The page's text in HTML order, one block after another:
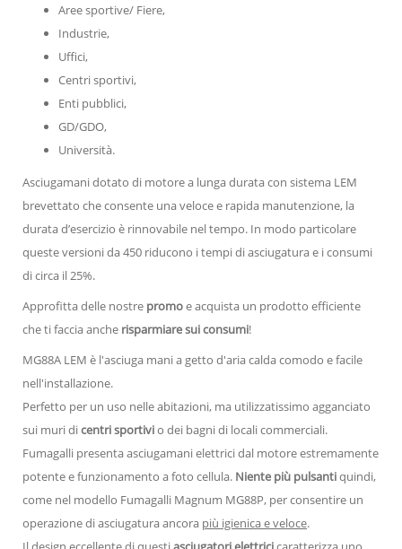
Aree sportive/ Fiere,
Industrie,
Uffici,
Centri sportivi,
Enti pubblici,
GD/GDO,
Università.
Asciugamani dotato di motore a lunga durata con sistema LEM
brevettato che consente una veloce e rapida manutenzione, la
durata d’esercizio è rinnovabile nel tempo. In modo particolare
queste versioni da 450 riducono i tempi di asciugatura e i consumi
di circa il 25%.
Approfitta delle nostre promoe acquista un prodotto efficiente
che ti faccia anche risparmiare sui consumi!
MG88A LEM è l'asciuga mani a getto d'aria calda comodo e facile
nell'installazione.
Perfetto per un uso nelle abitazioni, ma utilizzatissimo agganciato
sui muri dicentri sportivio dei bagni di locali commerciali.
Fumagalli presenta asciugamani elettrici dal motore estremamente
potente e funzionamento a foto cellula. Niente più pulsantiquindi,
come nel modello Fumagalli Magnum MG88P, per consentire un
operazione di asciugatura ancora più igienica e veloce.